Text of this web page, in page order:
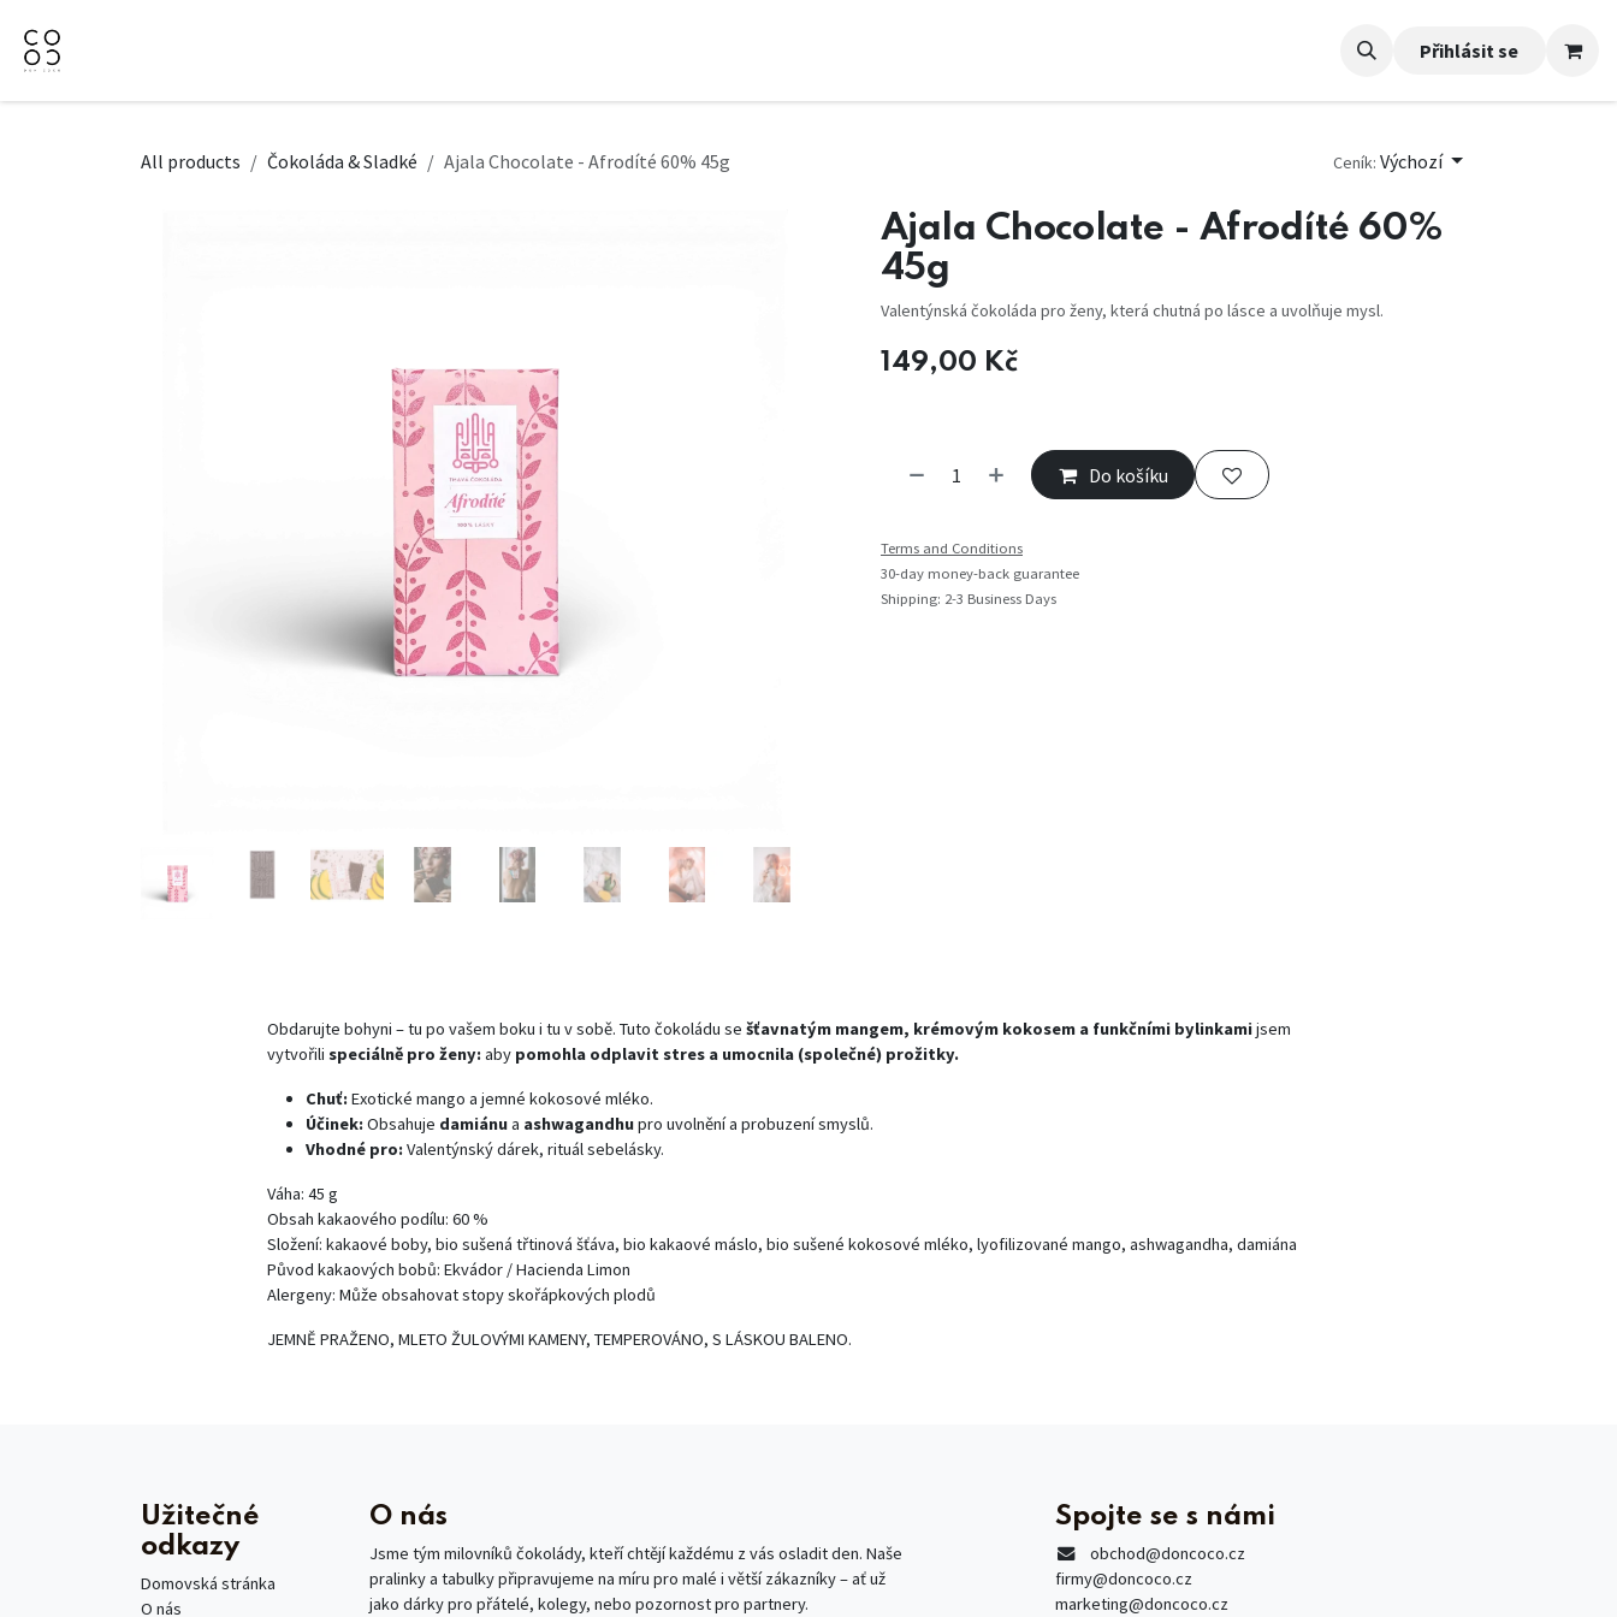
Přihlásit se
All products Čokoláda & Sladké Ajala Chocolate - Afrodíté 60% 45g Ceník: Výchozí
Ajala Chocolate - Afrodíté 60%
45g
Valentýnská čokoláda pro ženy, která chutná po lásce a uvolňuje mysl.
149,00 Kč
Do košíku
Terms and Conditions
30-day money-back guarantee
Shipping: 2-3 Business Days
Obdarujte bohyni – tu po vašem boku i tu v sobě. Tuto čokoládu se šťavnatým mangem, krémovým kokosem a funkčními bylinkamijsem
vytvořili speciálně pro ženy:aby pomohla odplavit stres a umocnila (společné) prožitky.
Chuť:Exotické mango a jemné kokosové mléko.
Účinek:Obsahuje damiánua ashwagandhupro uvolnění a probuzení smyslů.
Vhodné pro:Valentýnský dárek, rituál sebelásky.
Váha: 45 g
Obsah kakaového podílu: 60 %
Složení: kakaové boby, bio sušená třtinová šťáva, bio kakaové máslo, bio sušené kokosové mléko, lyofilizované mango, ashwagandha, damiána
Původ kakaových bobů: Ekvádor / Hacienda Limon
Alergeny: Může obsahovat stopy skořápkových plodů
JEMNĚ PRAŽENO, MLETO ŽULOVÝMI KAMENY, TEMPEROVÁNO, S LÁSKOU BALENO.
Užitečné
odkazy
Domovská stránka
O nás
O nás
Jsme tým milovníků čokolády, kteří chtějí každému z vás osladit den. Naše
pralinky a tabulky připravujeme na míru pro malé i větší zákazníky – ať už
jako dárky pro přátelé, kolegy, nebo pozornost pro partnery.
Spojte se s námi
obchod@doncoco.cz
firmy@doncoco.cz
marketing@doncoco.cz